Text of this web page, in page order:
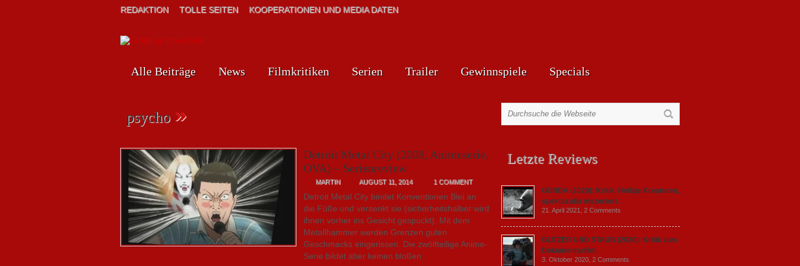
REDAKTION TOLLE SEITEN KOOPERATIONEN UND MEDIA DATEN
Alle Beiträge News Filmkritiken Serien Trailer Gewinnspiele Specials
psycho »
Detroit Metal City (2008, Animeserie,
OVA) – Serienreview
MARTIN AUGUST 11, 2014 1 COMMENT
Detroit Metal City bindet Konventionen Blei an
die Füße und versenkt sie (sicherheitshalber wird
ihnen vorher ins Gesicht gespuckt). Mit dem
Metallhammer werden Grenzen guten
Geschmacks eingerissen. Die zwölfteilige Anime-
Serie bildet aber keinen bloßen
Letzte Reviews
GUNDA (2020): Kritik. Heilige Kreaturen,
spektakulär inszeniert.
21. April 2021, 2 Comments
GLITZER UND STAUB (2020): Kritik zum
Dokumentarfilm.
3. Oktober 2020, 2 Comments